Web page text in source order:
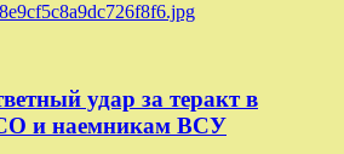
удар за теракт в
и наемникам ВСУ